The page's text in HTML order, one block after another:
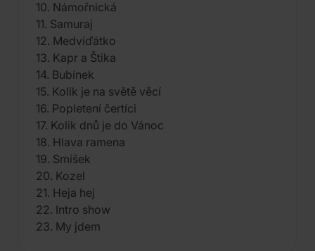
10. Námořnická
11. Samuraj
12. Medvíďátko
13. Kapr a Štika
14. Bubínek
15. Kolik je na světě věcí
16. Popletení čertíci
17. Kolik dnů je do Vánoc
18. Hlava ramena
19. Smíšek
20. Kozel
21. Heja hej
22. Intro show
23. My jdem